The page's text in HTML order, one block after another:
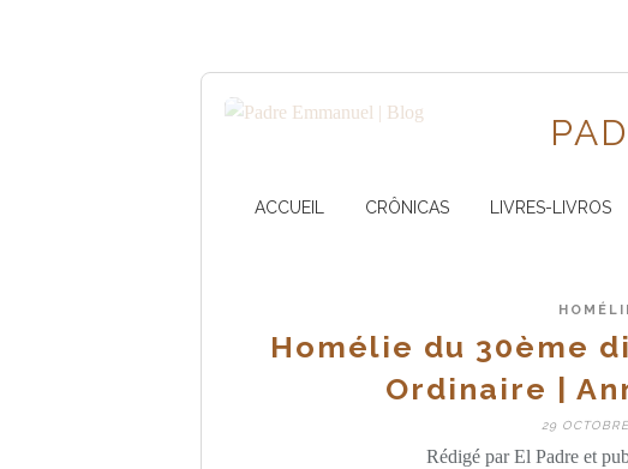
ACCUEIL CRÔNICAS LIVRES-LIVROS
Homélie du 30ème
Ordinaire |
29
Rédigé par El Padre et